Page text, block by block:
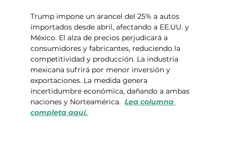
Trump impone un arancel del 25% a autos
importados desde abril, afectando a EE.UU. y
México. El alza de precios perjudicará a
consumidores y fabricantes, reduciendo la
competitividad y producción. La industria
mexicana sufrirá por menor inversión y
exportaciones. La medida genera
incertidumbre económica, dañando a ambas
naciones y Norteamérica. Lea columna
completa aquí.